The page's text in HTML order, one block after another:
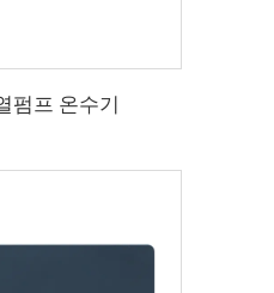
펌프 온수기